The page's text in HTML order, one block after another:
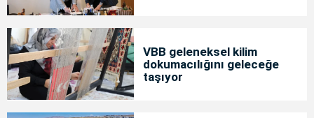
VBB geleneksel kilim
dokumacılığını geleceğe
taşıyor